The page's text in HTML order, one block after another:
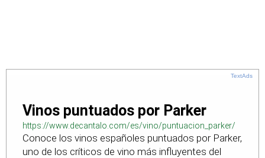
TextAds
Vinos puntuados por Parker
https://www.decantalo.com/es/vino/puntuacion_parker/
Conoce los vinos españoles puntuados por Parker,
uno de los críticos de vino más influyentes del